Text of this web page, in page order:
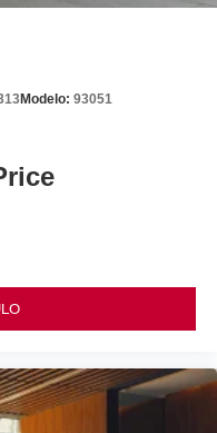
Modelo: 93051